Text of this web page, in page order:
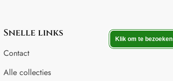
Snelle links
Contact
Alle collecties
Klik om te bezoeken